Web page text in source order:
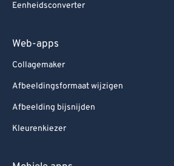
Eenheidsconverter
Web-apps
Collagemaker
Afbeeldingsformaat wijzigen
Afbeelding bijsnijden
Kleurenkiezer